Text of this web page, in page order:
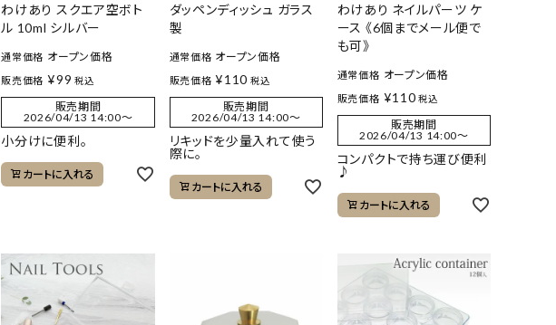
わけあり スクエア空ボト
ル 10ml シルバー
通常価格 オープン価格
販売価格 ¥99 税込
販売期間
2026/04/13 14:00〜
小分けに便利。
カートに入れる
ダッペンディッシュ ガラス
製
通常価格 オープン価格
販売価格 ¥110 税込
販売期間
2026/04/13 14:00〜
リキッドを少量入れて使う
際に。
カートに入れる
わけあり ネイルパーツ ケ
ース 《6個までメール便で
も可》
通常価格 オープン価格
販売価格 ¥110 税込
販売期間
2026/04/13 14:00〜
コンパクトで持ち運び便利
♪
カートに入れる